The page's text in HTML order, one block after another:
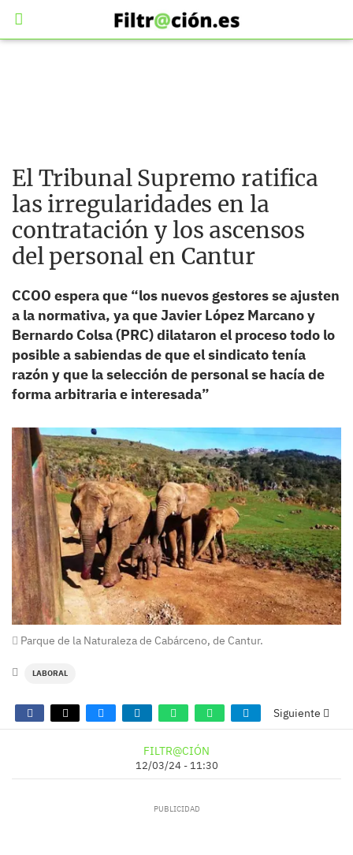
El Tribunal Supremo ratifica
las irregularidades en la
contratación y los ascensos
del personal en Cantur
CCOO espera que “los nuevos gestores se ajusten
a la normativa, ya que Javier López Marcano y
Bernardo Colsa (PRC) dilataron el proceso todo lo
posible a sabiendas de que el sindicato tenía
razón y que la selección de personal se hacía de
forma arbitraria e interesada”
Parque de la Naturaleza de Cabárceno, de Cantur.
LABORAL
Siguiente
FILTR@CIÓN
12/03/24 - 11:30